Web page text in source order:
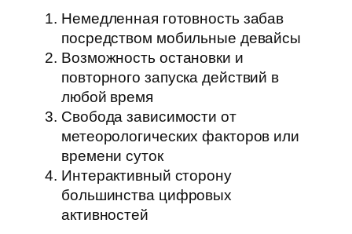
Немедленная готовность забав
посредством мобильные девайсы
Возможность остановки и
повторного запуска действий в
любой время
Свобода зависимости от
метеорологических факторов или
времени суток
Интерактивный сторону
большинства цифровых
активностей